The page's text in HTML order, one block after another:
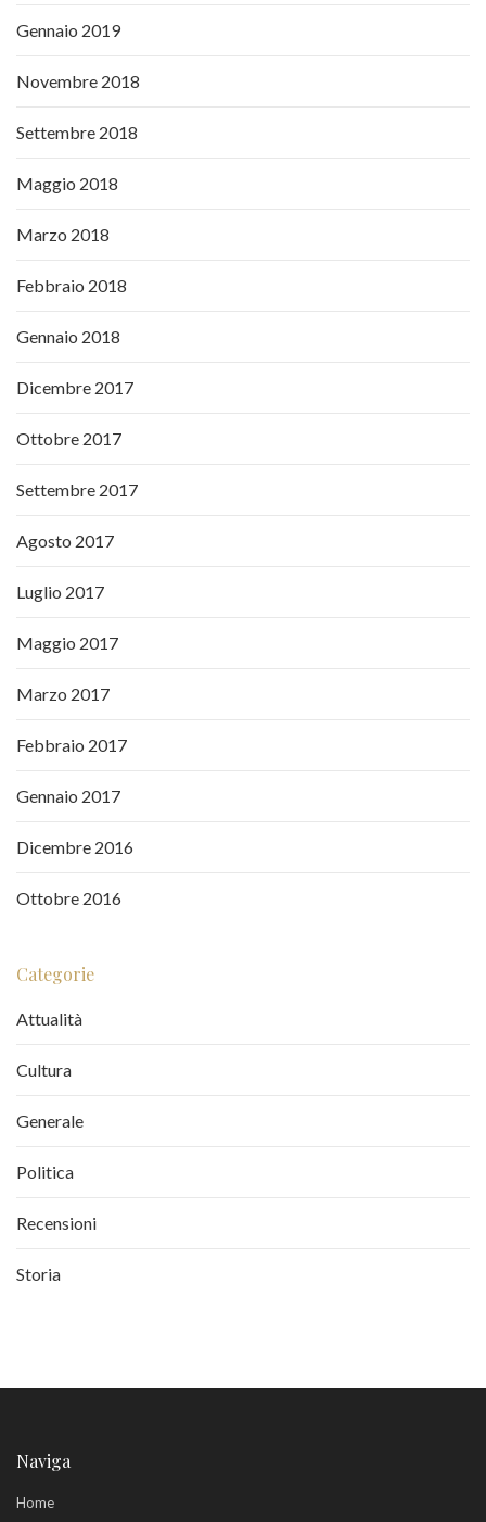
Gennaio 2019
Novembre 2018
Settembre 2018
Maggio 2018
Marzo 2018
Febbraio 2018
Gennaio 2018
Dicembre 2017
Ottobre 2017
Settembre 2017
Agosto 2017
Luglio 2017
Maggio 2017
Marzo 2017
Febbraio 2017
Gennaio 2017
Dicembre 2016
Ottobre 2016
Categorie
Attualità
Cultura
Generale
Politica
Recensioni
Storia
Naviga
Home